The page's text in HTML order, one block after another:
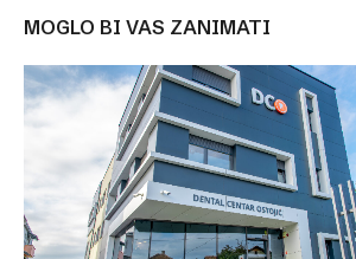
MOGLO BI VAS ZANIMATI